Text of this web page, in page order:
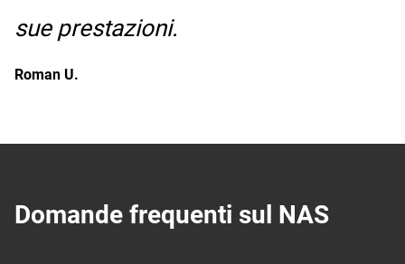
sue prestazioni.
Roman U.
Domande frequenti sul NAS